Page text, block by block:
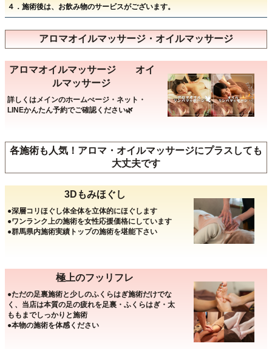
４．施術後は、お飲み物のサービスがございます。
アロマオイルマッサージ・オイルマッサージ
アロマオイルマッサージ オイ
ルマッサージ
詳しくはメインのホームぺージ・ネット・
LINEかんたん予約でご確認ください🌿
各施術も人気！アロマ・オイルマッサージにプラスしても
大丈夫です
3Dもみほぐし
●深層コリほぐし体全体を立体的にほぐします
●ワンランク上の施術を女性応援価格にしています
●群馬県内施術実績トップの施術を堪能下さい
極上のフッリフレ
●ただの足裏施術と少しのふくらはぎ施術だけでな
く、当店は本質の足の疲れを足裏・ふくらはぎ・太
ももまでしっかりと施術
●本物の施術を体感ください